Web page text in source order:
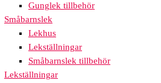
Gunglek tillbehör
Småbarnslek
Lekhus
Lekställningar
Småbarnslek tillbehör
Lekställningar